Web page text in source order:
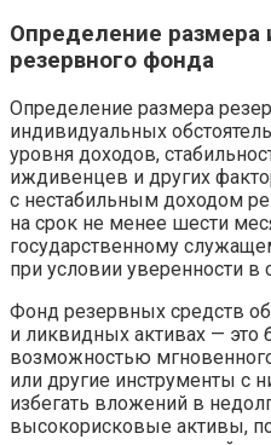
Определение размера
резервного фонда
Определение размера
индивидуальных
уровня доходов,
иждивенцев и других
с нестабильным доходом
на срок не менее шести
государственному
при условии уверенности в
Фонд резервных средств
и ликвидных активах — это
возможностью
или другие инструменты с
избегать вложений в
высокорисковые активы,